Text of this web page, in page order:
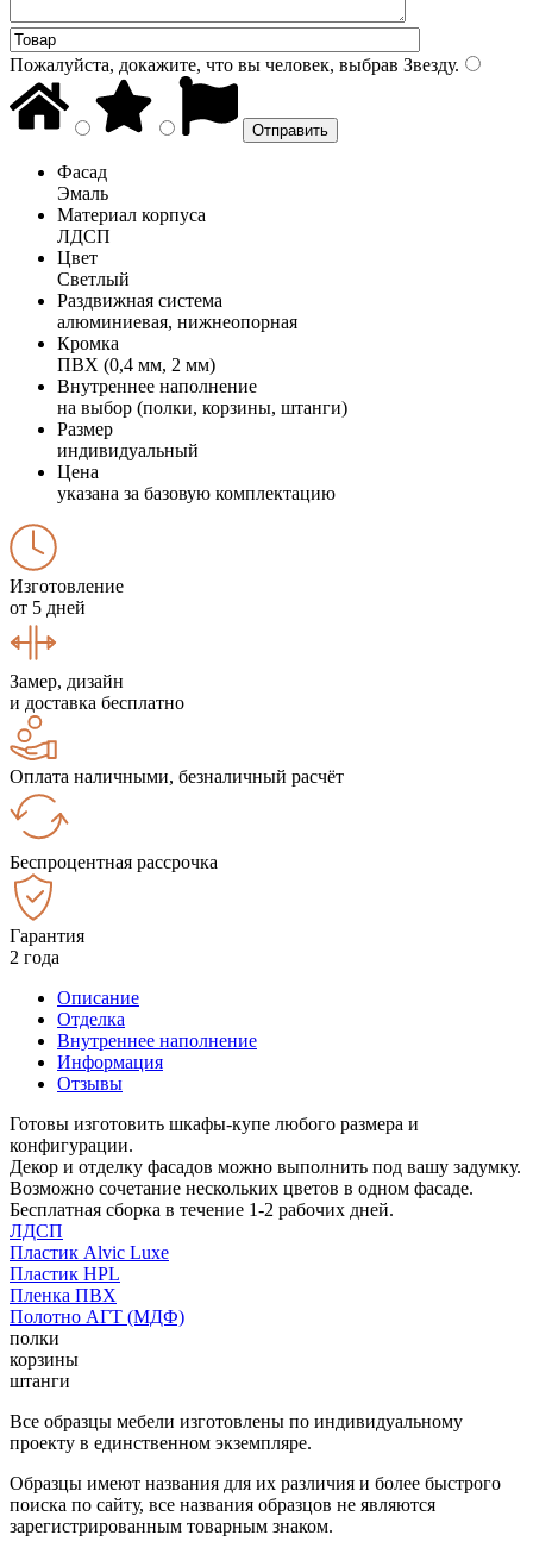
Пожалуйста, докажите, что вы человек, выбрав Звезду.
Фасад
Эмаль
Материал корпуса
ЛДСП
Цвет
Светлый
Раздвижная система
алюминиевая, нижнеопорная
Кромка
ПВХ (0,4 мм, 2 мм)
Внутреннее наполнение
на выбор (полки, корзины, штанги)
Размер
индивидуальный
Цена
указана за базовую комплектацию
Изготовление
от 5 дней
Замер, дизайн
и доставка бесплатно
Оплата наличными, безналичный расчёт
Беспроцентная рассрочка
Гарантия
2 года
Описание
Отделка
Внутреннее наполнение
Информация
Отзывы
Готовы изготовить шкафы-купе любого размера и
конфигурации.
Декор и отделку фасадов можно выполнить под вашу задумку.
Возможно сочетание нескольких цветов в одном фасаде.
Бесплатная сборка в течение 1-2 рабочих дней.
ЛДСП
Пластик Alvic Luxe
Пластик HPL
Пленка ПВХ
Полотно АГТ (МДФ)
полки
корзины
штанги
Все образцы мебели изготовлены по индивидуальному
проекту в единственном экземпляре.
Образцы имеют названия для их различия и более быстрого
поиска по сайту, все названия образцов не являются
зарегистрированным товарным знаком.